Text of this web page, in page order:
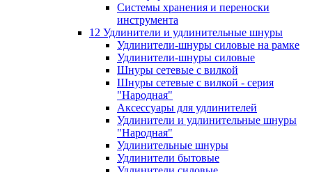
Системы хранения и переноски
инструмента
12 Удлинители и удлинительные шнуры
Удлинители-шнуры силовые на рамке
Удлинители-шнуры силовые
Шнуры сетевые с вилкой
Шнуры сетевые с вилкой - серия
"Народная"
Аксессуары для удлинителей
Удлинители и удлинительные шнуры
"Народная"
Удлинительные шнуры
Удлинители бытовые